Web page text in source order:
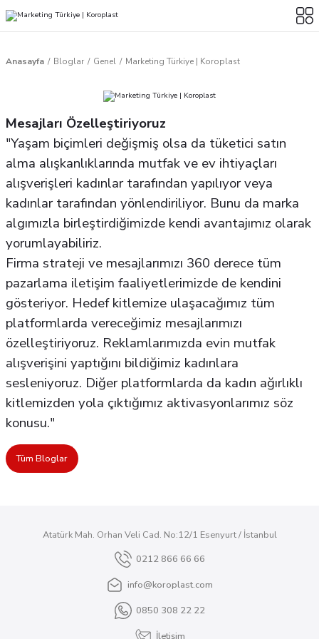
Anasayfa Bloglar Genel Marketing Türkiye | Koroplast
Mesajları Özelleştiriyoruz
"Yaşam biçimleri değişmiş olsa da tüketici satın
alma alışkanlıklarında mutfak ve ev ihtiyaçları
alışverişleri kadınlar tarafından yapılıyor veya
kadınlar tarafından yönlendiriliyor. Bunu da marka
algımızla birleştirdiğimizde kendi avantajımız olarak
yorumlayabiliriz.
Firma strateji ve mesajlarımızı 360 derece tüm
pazarlama iletişim faaliyetlerimizde de kendini
gösteriyor. Hedef kitlemize ulaşacağımız tüm
platformlarda vereceğimiz mesajlarımızı
özelleştiriyoruz. Reklamlarımızda evin mutfak
alışverişini yaptığını bildiğimiz kadınlara
sesleniyoruz. Diğer platformlarda da kadın ağırlıklı
kitlemizden yola çıktığımız aktivasyonlarımız söz
konusu."
Tüm Bloglar
Atatürk Mah. Orhan Veli Cad. No:12/1 Esenyurt / İstanbul
0212 866 66 66
info@koroplast.com
0850 308 22 22
İletişim